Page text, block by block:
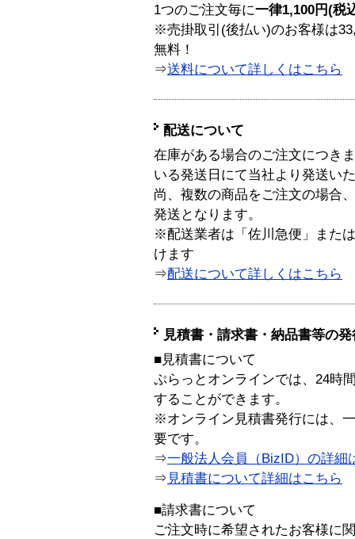
1つのご注文毎に一律1,100円(税
※売掛取引(後払い)のお客様は
無料！
⇒送料について詳しくはこちら
配送について
在庫がある場合のご注文につき
いる発送日にて当社より発送い
尚、複数の商品をご注文の場合
発送となります。
※配送業者は「佐川急便」また
けます
⇒配送について詳しくはこちら
見積書・請求書・納品書等の
■見積書について
ぷらっとオンラインでは、24時
することができます。
※オンライン見積書発行には、
要です。
⇒一般法人会員（BizID）の詳細
⇒ 見積書について詳細はこちら
■請求書について
ご注文時に希望されたお客様に